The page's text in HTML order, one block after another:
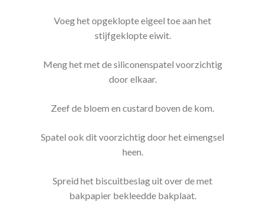
Voeg het opgeklopte eigeel toe aan het
stijfgeklopte eiwit.
Meng het met de siliconenspatel voorzichtig
door elkaar.
Zeef de bloem en custard boven de kom.
Spatel ook dit voorzichtig door het eimengsel
heen.
Spreid het biscuitbeslag uit over de met
bakpapier bekleedde bakplaat.